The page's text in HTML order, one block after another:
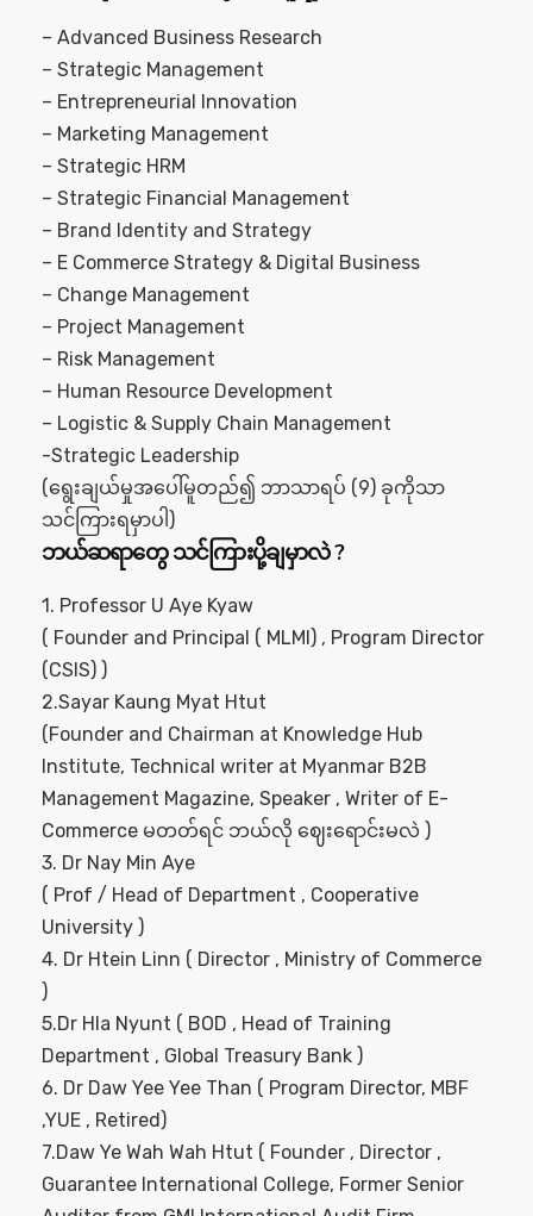
– Advanced Business Research
– Strategic Management
– Entrepreneurial Innovation
– Marketing Management
– Strategic HRM
– Strategic Financial Management
– Brand Identity and Strategy
– E Commerce Strategy & Digital Business
– Change Management
– Project Management
– Risk Management
– Human Resource Development
– Logistic & Supply Chain Management
-Strategic Leadership
(ရွေးချယ်မှုအပေါ်မူတည်၍ ဘာသာရပ် (9) ခုကိုသာ
သင်ကြားရမှာပါ)
ဘယ်ဆရာတွေ သင်ကြားပို့ချမှာလဲ ?
1. Professor U Aye Kyaw
( Founder and Principal ( MLMI) , Program Director
(CSIS) )
2.Sayar Kaung Myat Htut
(Founder and Chairman at Knowledge Hub
Institute, Technical writer at Myanmar B2B
Management Magazine, Speaker , Writer of E-
Commerce မတတ်ရင် ဘယ်လို ဈေးရောင်းမလဲ )
3. Dr Nay Min Aye
( Prof / Head of Department , Cooperative
University )
4. Dr Htein Linn ( Director , Ministry of Commerce
)
5.Dr Hla Nyunt ( BOD , Head of Training
Department , Global Treasury Bank )
6. Dr Daw Yee Yee Than ( Program Director, MBF
,YUE , Retired)
7.Daw Ye Wah Wah Htut ( Founder , Director ,
Guarantee International College, Former Senior